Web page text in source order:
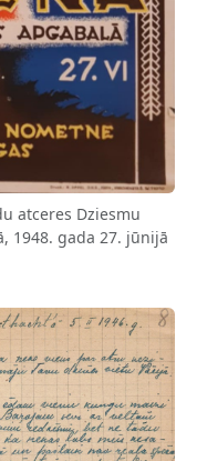
atceres Dziesmu
1948. gada 27. jūnijā